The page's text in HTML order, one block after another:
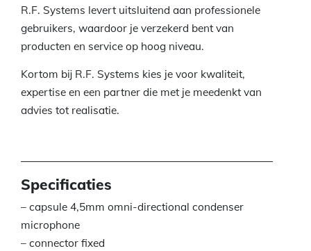
R.F. Systems levert uitsluitend aan professionele
gebruikers, waardoor je verzekerd bent van
producten en service op hoog niveau.
Kortom bij R.F. Systems kies je voor kwaliteit,
expertise en een partner die met je meedenkt van
advies tot realisatie.
Specificaties
– capsule 4,5mm omni-directional condenser
microphone
– connector fixed